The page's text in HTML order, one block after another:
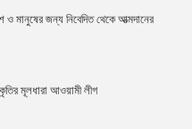
মানুষের জন্য নিবেদিত থেকে আত্মদানের
মূলধারা আওয়ামী লীগ